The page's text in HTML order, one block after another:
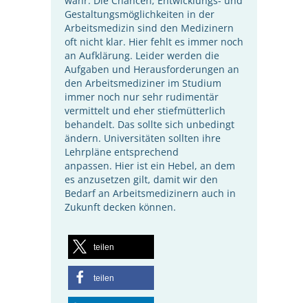
Gestaltungsmöglichkeiten in der
Arbeitsmedizin sind den Medizinern
oft nicht klar. Hier fehlt es immer noch
an Aufklärung. Leider werden die
Aufgaben und Herausforderungen an
den Arbeitsmediziner im Studium
immer noch nur sehr rudimentär
vermittelt und eher stiefmütterlich
behandelt. Das sollte sich unbedingt
ändern. Universitäten sollten ihre
Lehrpläne entsprechend
anpassen. Hier ist ein Hebel, an dem
es anzusetzen gilt, damit wir den
Bedarf an Arbeitsmedizinern auch in
Zukunft decken können.
teilen
teilen